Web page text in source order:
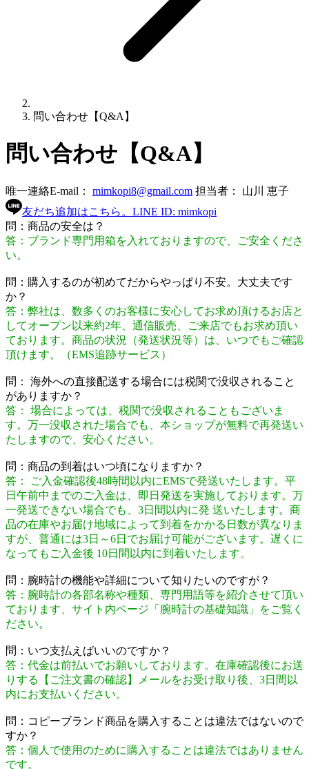
問い合わせ【Q&A】
問い合わせ【Q&A】
唯一連絡E-mail： mimkopi8@gmail.com 担当者： 山川 恵子
友だち追加はこちら。 LINE ID: mimkopi
問：商品の安全は？
答：ブランド専門用箱を入れておりますので、ご安全くださ
い。
問：購入するのが初めてだからやっぱり不安。大丈夫です
か？
答：弊社は、数多くのお客様に安心してお求め頂けるお店と
してオープン以来約2年、通信販売、ご来店でもお求め頂い
ております。商品の状況（発送状況等）は、いつでもご確認
頂けます。（EMS追跡サービス）
問： 海外への直接配送する場合には税関で没収されること
がありますか？
答： 場合によっては、税関で没収されることもございま
す。万一没収された場合でも、本ショップが無料で再発送い
たしますので、安心ください。
問：商品の到着はいつ頃になりますか？
答： ご入金確認後48時間以内にEMSで発送いたします。平
日午前中までのご入金は、即日発送を実施しております。万
一発送できない場合でも、3日間以内に発 送いたします。商
品の在庫やお届け地域によって到着をかかる日数が異なりま
すが、普通には3日～6日でお届け可能がございます。遅くに
なってもご入金後 10日間以内に到着いたします。
問：腕時計の機能や詳細について知りたいのですが？
答：腕時計の各部名称や種類、専門用語等を紹介させて頂い
ております、サイト内ページ「腕時計の基礎知識」をご覧く
ださい。
問：いつ支払えばいいのですか？
答：代金は前払いでお願いしております。在庫確認後にお送
りする【ご注文書の確認】メールをお受け取り後、3日間以
内にお支払いください。
問：コピーブランド商品を購入することは違法ではないので
すか？
答：個人で使用のために購入することは違法ではありません
です。